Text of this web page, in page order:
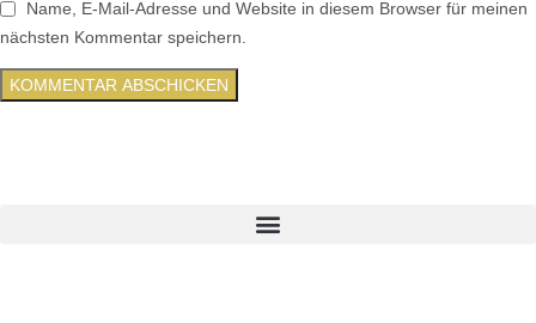
Name, E-Mail-Adresse und Website in diesem Browser für meinen
nächsten Kommentar speichern.